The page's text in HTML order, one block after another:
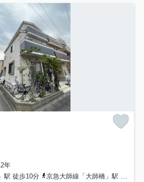
年
駅 徒歩10分
京急大師線「大師橋」駅 徒歩11分